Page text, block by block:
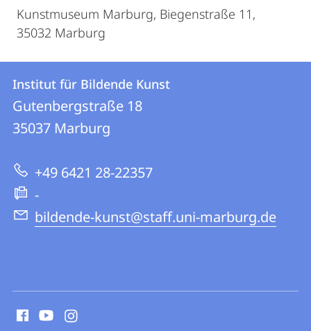
Kunstmuseum Marburg, Biegenstraße 11,
35032 Marburg
Kontakt
und
Informationen
zur
Website
Kontaktinformationen
Institut
für
Kunst
Institut für Bildende Kunst
Gutenbergstraße 18
35037 Marburg
+49 6421 28-22357
-
bildende-kunst@staff.uni-marburg.de
Media